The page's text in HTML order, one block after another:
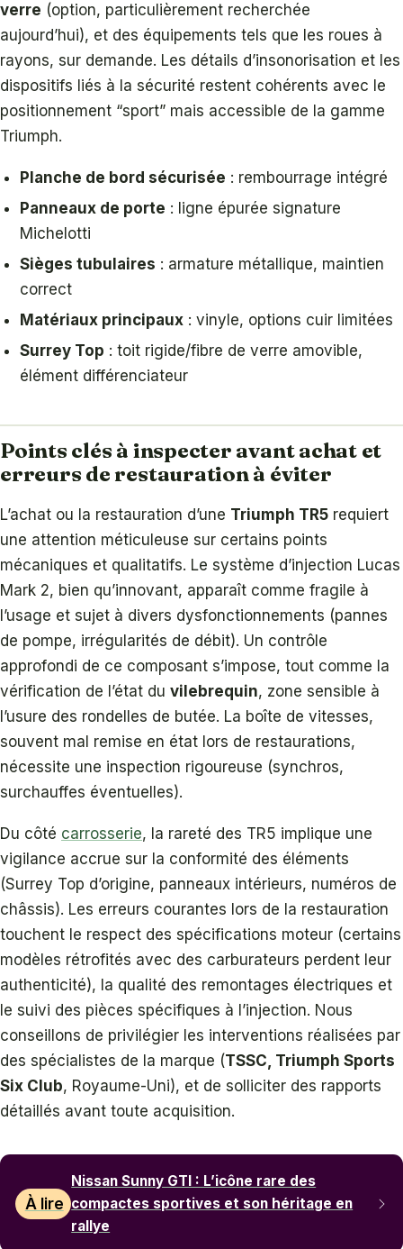
verre (option, particulièrement recherchée
aujourd’hui), et des équipements tels que les roues à
rayons, sur demande. Les détails d’insonorisation et les
dispositifs liés à la sécurité restent cohérents avec le
positionnement “sport” mais accessible de la gamme
Triumph.
Planche de bord sécurisée : rembourrage intégré
Panneaux de porte : ligne épurée signature
Michelotti
Sièges tubulaires : armature métallique, maintien
correct
Matériaux principaux : vinyle, options cuir limitées
Surrey Top : toit rigide/fibre de verre amovible,
élément différenciateur
Points clés à inspecter avant achat et
erreurs de restauration à éviter
L’achat ou la restauration d’une Triumph TR5 requiert
une attention méticuleuse sur certains points
mécaniques et qualitatifs. Le système d’injection Lucas
Mark 2, bien qu’innovant, apparaît comme fragile à
l’usage et sujet à divers dysfonctionnements (pannes
de pompe, irrégularités de débit). Un contrôle
approfondi de ce composant s’impose, tout comme la
vérification de l’état du vilebrequin, zone sensible à
l’usure des rondelles de butée. La boîte de vitesses,
souvent mal remise en état lors de restaurations,
nécessite une inspection rigoureuse (synchros,
surchauffes éventuelles).
Du côté carrosserie, la rareté des TR5 implique une
vigilance accrue sur la conformité des éléments
(Surrey Top d’origine, panneaux intérieurs, numéros de
châssis). Les erreurs courantes lors de la restauration
touchent le respect des spécifications moteur (certains
modèles rétrofités avec des carburateurs perdent leur
authenticité), la qualité des remontages électriques et
le suivi des pièces spécifiques à l’injection. Nous
conseillons de privilégier les interventions réalisées par
des spécialistes de la marque (TSSC, Triumph Sports
Six Club, Royaume-Uni), et de solliciter des rapports
détaillés avant toute acquisition.
À lire
Nissan Sunny GTI : L’icône rare des
compactes sportives et son héritage en
rallye